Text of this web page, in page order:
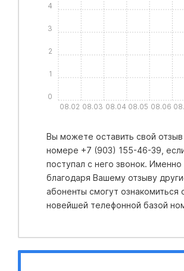
08.02 08.03 08.04 08.05 08.06
0
1
2
3
4
Вы можете оставить свой
номере +7 (903) 155-46-39,
поступал с него звонок. Именно
благодаря Вашему отзыву
абоненты смогут ознакомиться
новейшей телефонной базой